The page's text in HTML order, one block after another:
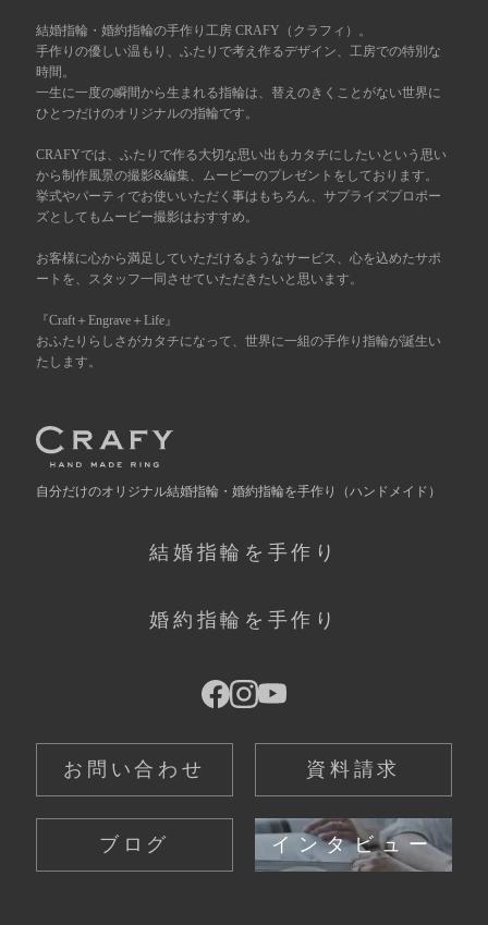
結婚指輪・婚約指輪の手作り工房 CRAFY（クラフィ）。
手作りの優しい温もり、ふたりで考え作るデザイン、工房での特別な
時間。
一生に一度の瞬間から生まれる指輪は、替えのきくことがない世界に
ひとつだけのオリジナルの指輪です。
CRAFYでは、ふたりで作る大切な思い出もカタチにしたいという思い
から制作風景の撮影&編集、ムービーのプレゼントをしております。
挙式やパーティでお使いいただく事はもちろん、サプライズプロポー
ズとしてもムービー撮影はおすすめ。
お客様に心から満足していただけるようなサービス、心を込めたサポ
ートを、スタッフ一同させていただきたいと思います。
『Craft＋Engrave＋Life』
おふたりらしさがカタチになって、世界に一組の手作り指輪が誕生い
たします。
自分だけのオリジナル結婚指輪・婚約指輪を手作り （ハンドメイド）
結婚指輪を手作り
婚約指輪を手作り
お問い合わせ 資料請求
ブログ インタビュー
京都店 来店ご予約
広島店 来店ご予約
オーダーメイド ご予約